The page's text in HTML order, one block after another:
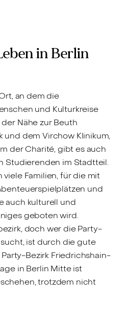
in Berlin
an dem die
und Kulturkreise
Nähe zur Beuth
und dem Virchow Klinikum,
der Charité, gibt es auch
Studierenden im Stadtteil.
Familien, für die mit
und
auch kulturell und
geboten wird.
doch wer die Party-
ist durch die gute
Bezirk Friedrichshain-
in Berlin Mitte ist
trotzdem nicht